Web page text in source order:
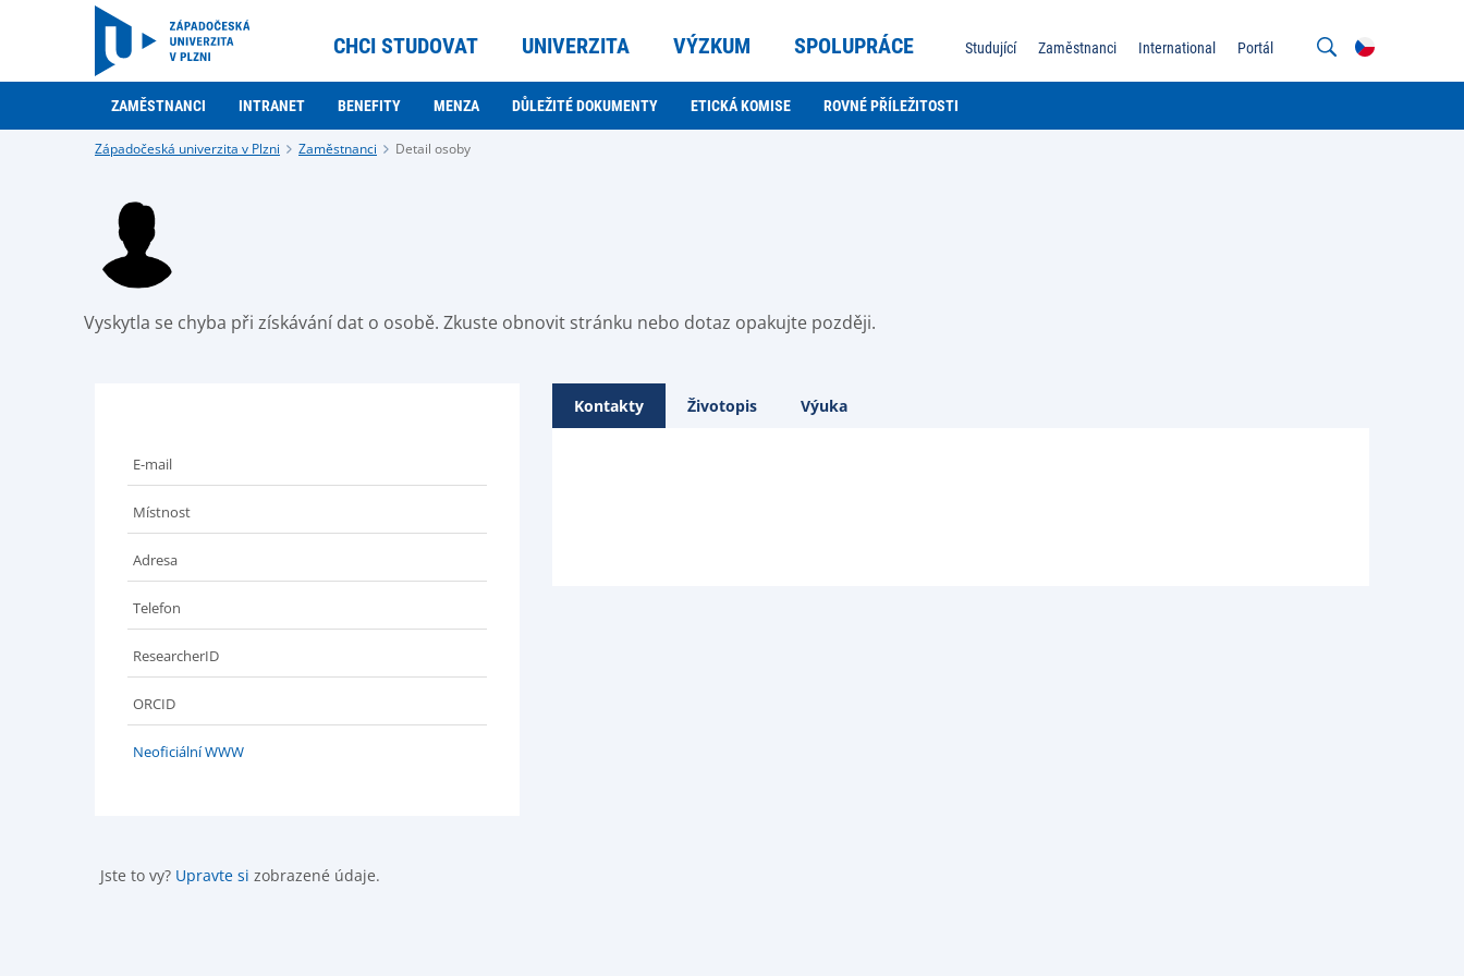
CHCI STUDOVAT UNIVERZITA VÝZKUM SPOLUPRÁCE Studující Zaměstnanci International Portál
ZAMĚSTNANCI INTRANET BENEFITY MENZA DŮLEŽITÉ DOKUMENTY ETICKÁ KOMISE ROVNÉ PŘÍLEŽITOSTI
Západočeská univerzita v Plzni Zaměstnanci Detail osoby
Vyskytla se chyba při získávání dat o osobě. Zkuste obnovit stránku nebo dotaz opakujte později.
E-mail
Místnost
Adresa
Telefon
ResearcherID
ORCID
Neoficiální WWW
Jste to vy? Upravte si zobrazené údaje.
Kontakty Životopis Výuka